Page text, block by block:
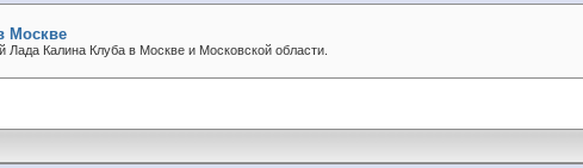
Москве
Лада Калина Клуба в Москве и Московской области.